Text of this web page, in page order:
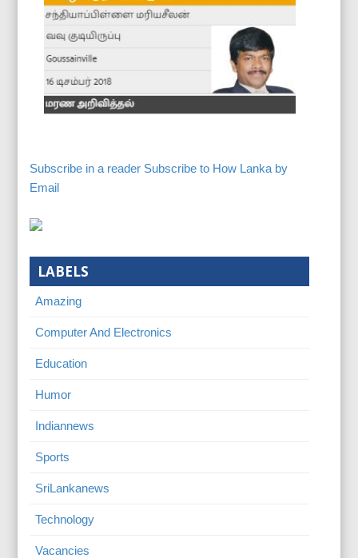
Subscribe in a reader Subscribe to How Lanka by
Email
LABELS
Amazing
Computer And Electronics
Education
Humor
Indiannews
Sports
SriLankanews
Technology
Vacancies